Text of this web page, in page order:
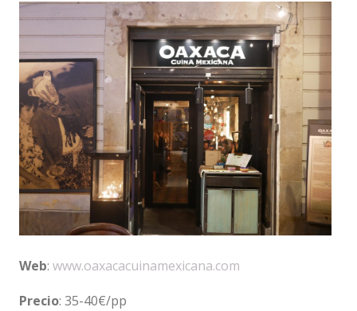
Web: www.oaxacacuinamexicana.com
Precio: 35-40€/pp